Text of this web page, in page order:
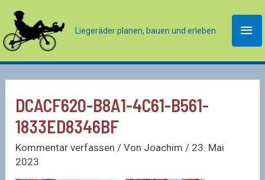
Inhalt
springen
Liegeräder planen, bauen und erleben
DCACF620-B8A1-4C61-B561-
1833ED8346BF
Kommentar verfassen / Von Joachim/ 23. Mai
2023